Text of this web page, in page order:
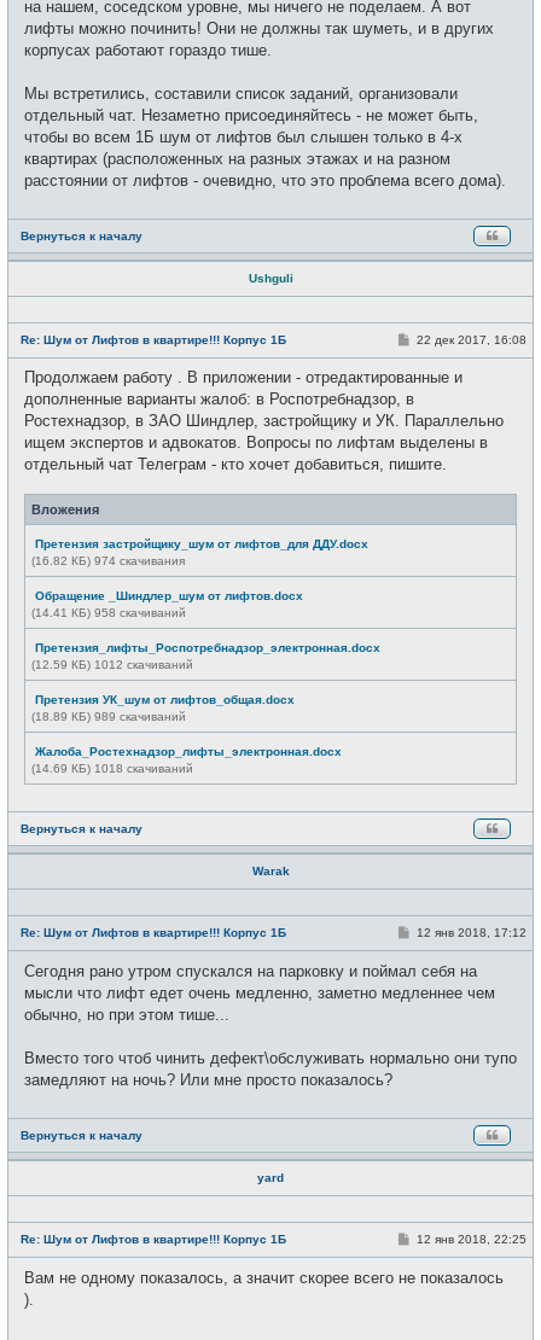
и
щ
на нашем, соседском уровне, мы ничего не поделаем. А вот
лифты можно починить! Они не должны так шуметь, и в других
корпусах работают гораздо тише.
Мы встретились, составили список заданий, организовали
отдельный чат. Незаметно присоединяйтесь - не может быть,
чтобы во всем 1Б шум от лифтов был слышен только в 4-х
квартирах (расположенных на разных этажах и на разном
расстоянии от лифтов - очевидно, что это проблема всего дома).
Вернуться к началу
Ushguli
е
в
с
и
Re: Шум от Лифтов в квартире!!! Корпус 1Б
С
б
щ
н
и
22 дек 2017, 16:08
Продолжаем работу . В приложении - отредактированные и
дополненные варианты жалоб: в Роспотребнадзор, в
Ростехнадзор, в ЗАО Шиндлер, застройщику и УК. Параллельно
ищем экспертов и адвокатов. Вопросы по лифтам выделены в
отдельный чат Телеграм - кто хочет добавиться, пишите.
Вложения
Претензия застройщику_шум от лифтов_для ДДУ.docx
(16.82 КБ) 974 скачивания
Обращение _Шиндлер_шум от лифтов.docx
(14.41 КБ) 958 скачиваний
Претензия_лифты_Роспотребнадзор_электронная.docx
(12.59 КБ) 1012 скачиваний
Претензия УК_шум от лифтов_общая.docx
(18.89 КБ) 989 скачиваний
Жалоба_Ростехнадзор_лифты_электронная.docx
(14.69 КБ) 1018 скачиваний
Вернуться к началу
Warak
Н
е
е
и
Re: Шум от Лифтов в квартире!!! Корпус 1Б
С
б
щ
12 янв 2018, 17:12
Сегодня рано утром спускался на парковку и поймал себя на
мысли что лифт едет очень медленно, заметно медленнее чем
обычно, но при этом тише...
Вместо того чтоб чинить дефект\обслуживать нормально они тупо
замедляют на ночь? Или мне просто показалось?
Вернуться к началу
yard
Н
е
в
с
е
т
и
Re: Шум от Лифтов в квартире!!! Корпус 1Б
С
б
12 янв 2018, 22:25
Вам не одному показалось, а значит скорее всего не показалось
).